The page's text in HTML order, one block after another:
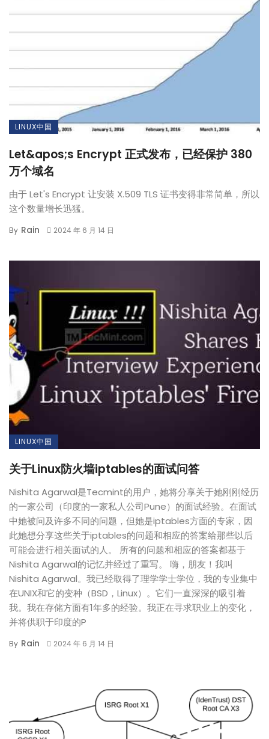
LINUX中国
Let&apos;s Encrypt 正式发布，已经保护 380
万个域名
由于 Let's Encrypt 让安装 X.509 TLS 证书变得非常简单，所以
这个数量增长迅猛。
By Rain 2024 年 6 月 14 日
LINUX中国
关于Linux防火墙iptables的面试问答
Nishita Agarwal是Tecmint的用户，她将分享关于她刚刚经历
的一家公司（印度的一家私人公司Pune）的面试经验。在面试
中她被问及许多不同的问题，但她是iptables方面的专家，因
此她想分享这些关于iptables的问题和相应的答案给那些以后
可能会进行相关面试的人。 所有的问题和相应的答案都基于
Nishita Agarwal的记忆并经过了重写。 嗨，朋友！我叫
Nishita Agarwal。我已经取得了理学学士学位，我的专业集中
在UNIX和它的变种（BSD，Linux）。它们一直深深的吸引着
我。我在存储方面有1年多的经验。我正在寻求职业上的变化，
并将供职于印度的P
By Rain 2024 年 6 月 14 日